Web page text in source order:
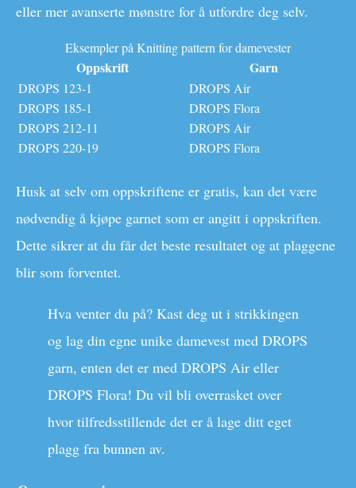
eller mer avanserte mønstre for å utfordre deg selv.
Eksempler på Knitting pattern for damevester
Oppskrift Garn
DROPS 123-1
DROPS Air
DROPS 185-1
DROPS Flora
DROPS 212-11
DROPS Air
DROPS 220-19
DROPS Flora
Husk at selv om oppskriftene er gratis, kan det være
nødvendig å kjøpe garnet som er angitt i oppskriften.
Dette sikrer at du får det beste resultatet og at plaggene
blir som forventet.
Hva venter du på? Kast deg ut i strikkingen
og lag din egne unike damevest med DROPS
garn, enten det er med DROPS Air eller
DROPS Flora! Du vil bli overrasket over
hvor tilfredsstillende det er å lage ditt eget
plagg fra bunnen av.